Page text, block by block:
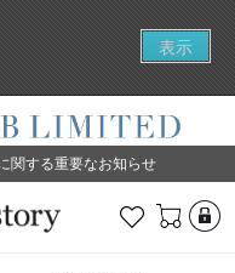
表示
関する重要なお知らせ
お気に入り